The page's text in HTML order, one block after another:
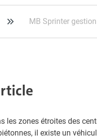
MB Sprinter
les zones étroites des
il existe un